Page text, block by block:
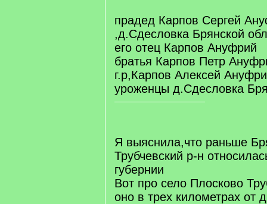
прадед Карпов Сергей
,д.Сдесловка Брянской
его отец Карпов Ануфрий
братья Карпов Петр
г.р,Карпов Алексей
уроженцы д.Сдесловка
Я выяснила,что раньше
Трубчевский р-н
губернии
Вот про село Плосково
оно в трех километрах от